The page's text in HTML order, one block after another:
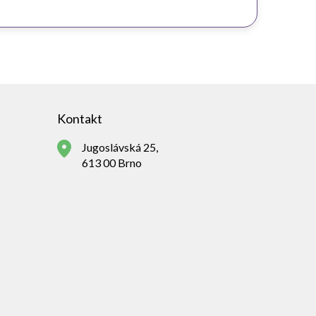
Kontakt
Jugoslávská 25,
613 00 Brno